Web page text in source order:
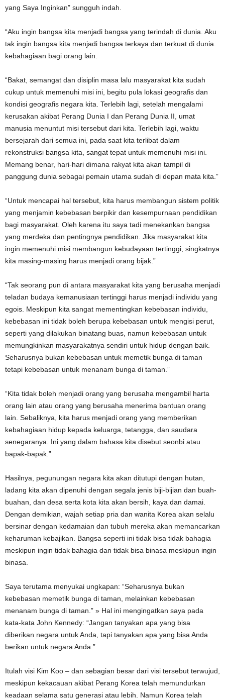
yang Saya Inginkan” sungguh indah.
“Aku ingin bangsa kita menjadi bangsa yang terindah di dunia. Aku
tak ingin bangsa kita menjadi bangsa terkaya dan terkuat di dunia.
kebahagiaan bagi orang lain.
“Bakat, semangat dan disiplin masa lalu masyarakat kita sudah
cukup untuk memenuhi misi ini, begitu pula lokasi geografis dan
kondisi geografis negara kita. Terlebih lagi, setelah mengalami
kerusakan akibat Perang Dunia I dan Perang Dunia II, umat
manusia menuntut misi tersebut dari kita. Terlebih lagi, waktu
bersejarah dari semua ini, pada saat kita terlibat dalam
rekonstruksi bangsa kita, sangat tepat untuk memenuhi misi ini.
Memang benar, hari-hari dimana rakyat kita akan tampil di
panggung dunia sebagai pemain utama sudah di depan mata kita.”
“Untuk mencapai hal tersebut, kita harus membangun sistem politik
yang menjamin kebebasan berpikir dan kesempurnaan pendidikan
bagi masyarakat. Oleh karena itu saya tadi menekankan bangsa
yang merdeka dan pentingnya pendidikan. Jika masyarakat kita
ingin memenuhi misi membangun kebudayaan tertinggi, singkatnya
kita masing-masing harus menjadi orang bijak.”
“Tak seorang pun di antara masyarakat kita yang berusaha menjadi
teladan budaya kemanusiaan tertinggi harus menjadi individu yang
egois. Meskipun kita sangat mementingkan kebebasan individu,
kebebasan ini tidak boleh berupa kebebasan untuk mengisi perut,
seperti yang dilakukan binatang buas, namun kebebasan untuk
memungkinkan masyarakatnya sendiri untuk hidup dengan baik.
Seharusnya bukan kebebasan untuk memetik bunga di taman
tetapi kebebasan untuk menanam bunga di taman.”
“Kita tidak boleh menjadi orang yang berusaha mengambil harta
orang lain atau orang yang berusaha menerima bantuan orang
lain. Sebaliknya, kita harus menjadi orang yang memberikan
kebahagiaan hidup kepada keluarga, tetangga, dan saudara
senegaranya. Ini yang dalam bahasa kita disebut seonbi atau
bapak-bapak.”
Hasilnya, pegunungan negara kita akan ditutupi dengan hutan,
ladang kita akan dipenuhi dengan segala jenis biji-bijian dan buah-
buahan, dan desa serta kota kita akan bersih, kaya dan damai.
Dengan demikian, wajah setiap pria dan wanita Korea akan selalu
bersinar dengan kedamaian dan tubuh mereka akan memancarkan
keharuman kebajikan. Bangsa seperti ini tidak bisa tidak bahagia
meskipun ingin tidak bahagia dan tidak bisa binasa meskipun ingin
binasa.
Saya terutama menyukai ungkapan: “Seharusnya bukan
kebebasan memetik bunga di taman, melainkan kebebasan
menanam bunga di taman.” » Hal ini mengingatkan saya pada
kata-kata John Kennedy: “Jangan tanyakan apa yang bisa
diberikan negara untuk Anda, tapi tanyakan apa yang bisa Anda
berikan untuk negara Anda.”
Itulah visi Kim Koo – dan sebagian besar dari visi tersebut terwujud,
meskipun kekacauan akibat Perang Korea telah memundurkan
keadaan selama satu generasi atau lebih. Namun Korea telah